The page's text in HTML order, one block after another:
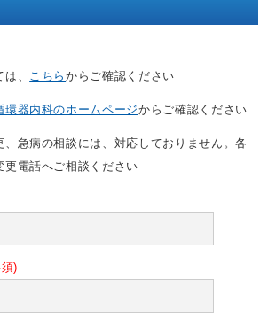
、 こちらからご確認ください
環器内科のホームページからご確認ください
、急病の相談には、対応しておりません。各
更電話へご相談ください
)